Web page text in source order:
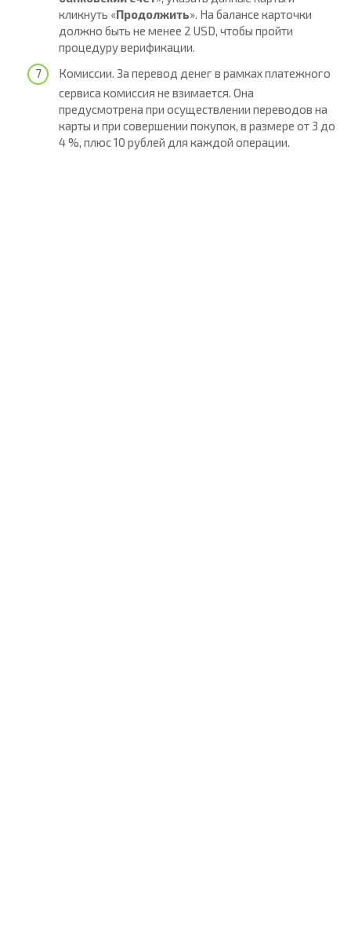
кликнуть «Продолжить». На балансе карточки
должно быть не менее 2 USD, чтобы пройти
процедуру верификации.
Комиссии. За перевод денег в рамках платежного
сервиса комиссия не взимается. Она
предусмотрена при осуществлении переводов на
карты и при совершении покупок, в размере от 3 до
4 %, плюс 10 рублей для каждой операции.